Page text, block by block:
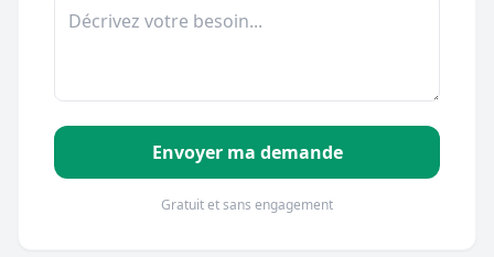
Envoyer ma demande
Gratuit et sans engagement